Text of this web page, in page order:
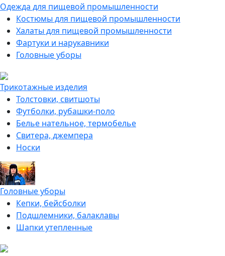
Одежда для пищевой промышленности
Костюмы для пищевой промышленности
Халаты для пищевой промышленности
Фартуки и нарукавники
Головные уборы
Трикотажные изделия
Толстовки, свитшоты
Футболки, рубашки-поло
Белье нательное, термобелье
Свитера, джемпера
Носки
Головные уборы
Кепки, бейсболки
Подшлемники, балаклавы
Шапки утепленные